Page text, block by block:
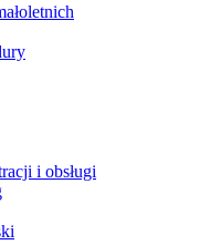
i obsługi